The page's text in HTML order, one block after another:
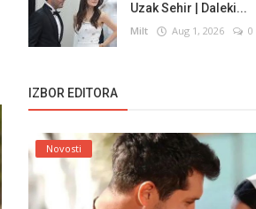
Uzak Sehir | Daleki...
Milt Aug 1, 2026 0
IZBOR EDITORA
Novosti